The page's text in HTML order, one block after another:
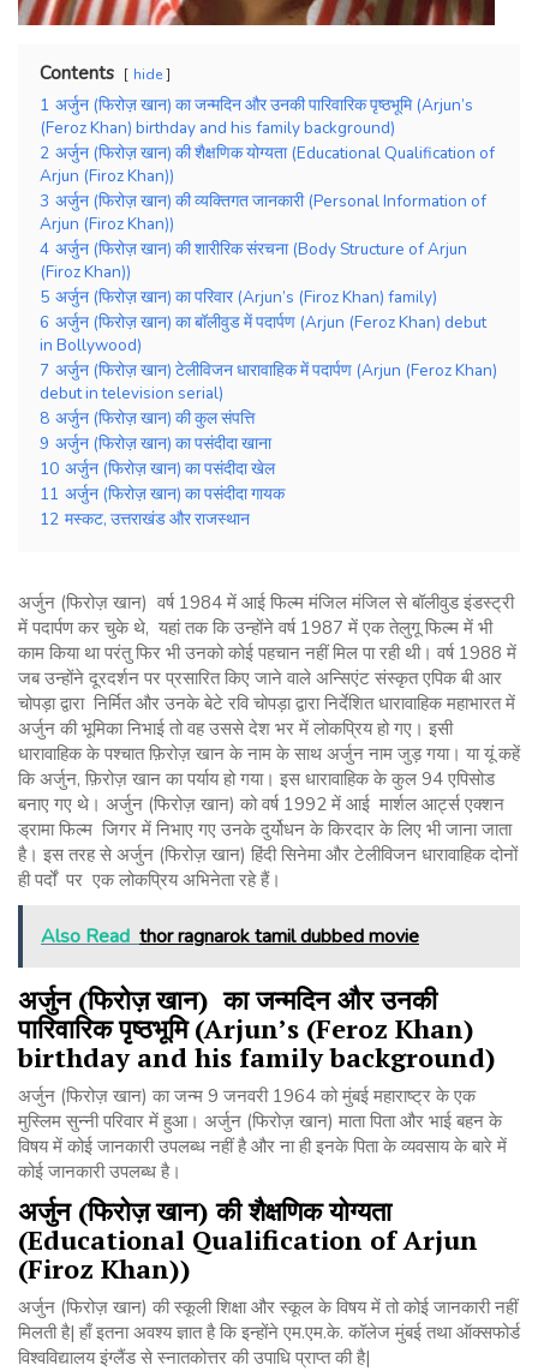
Contents hide
1 अर्जुन (फिरोज़ खान) का जन्मदिन और उनकी पारिवारिक पृष्ठभूमि (Arjun’s
(Feroz Khan) birthday and his family background)
2 अर्जुन (फिरोज़ खान) की शैक्षणिक योग्यता (Educational Qualification of
Arjun (Firoz Khan))
3 अर्जुन (फिरोज़ खान) की व्यक्तिगत जानकारी (Personal Information of
Arjun (Firoz Khan))
4 अर्जुन (फिरोज़ खान) की शारीरिक संरचना (Body Structure of Arjun
(Firoz Khan))
5 अर्जुन (फिरोज़ खान) का परिवार (Arjun’s (Firoz Khan) family)
6 अर्जुन (फिरोज़ खान) का बॉलीवुड में पदार्पण (Arjun (Feroz Khan) debut
in Bollywood)
7 अर्जुन (फिरोज़ खान) टेलीविजन धारावाहिक में पदार्पण (Arjun (Feroz Khan)
debut in television serial)
8 अर्जुन (फिरोज़ खान) की कुल संपत्ति
9 अर्जुन (फिरोज़ खान) का पसंदीदा खाना
10 अर्जुन (फिरोज़ खान) का पसंदीदा खेल
11 अर्जुन (फिरोज़ खान) का पसंदीदा गायक
12 मस्कट, उत्तराखंड और राजस्थान
अर्जुन (फिरोज़ खान) वर्ष 1984 में आई फिल्म मंजिल मंजिल से बॉलीवुड इंडस्ट्री
में पदार्पण कर चुके थे, यहां तक कि उन्होंने वर्ष 1987 में एक तेलुगू फिल्म में भी
काम किया था परंतु फिर भी उनको कोई पहचान नहीं मिल पा रही थी। वर्ष 1988 में
जब उन्होंने दूरदर्शन पर प्रसारित किए जाने वाले अन्सिएंट संस्कृत एपिक बी आर
चोपड़ा द्वारा निर्मित और उनके बेटे रवि चोपड़ा द्वारा निर्देशित धारावाहिक महाभारत में
अर्जुन की भूमिका निभाई तो वह उससे देश भर में लोकप्रिय हो गए। इसी
धारावाहिक के पश्चात फ़िरोज़ खान के नाम के साथ अर्जुन नाम जुड़ गया। या यूं कहें
कि अर्जुन, फ़िरोज़ खान का पर्याय हो गया। इस धारावाहिक के कुल 94 एपिसोड
बनाए गए थे। अर्जुन (फिरोज़ खान) को वर्ष 1992 में आई मार्शल आर्ट्स एक्शन
ड्रामा फिल्म जिगर में निभाए गए उनके दुर्योधन के किरदार के लिए भी जाना जाता
है। इस तरह से अर्जुन (फिरोज़ खान) हिंदी सिनेमा और टेलीविजन धारावाहिक दोनों
ही पर्दों पर एक लोकप्रिय अभिनेता रहे हैं।
Also Read thor ragnarok tamil dubbed movie
अर्जुन(फिरोज़ खान)का जन्मदिन और उनकी
पारिवारिक पृष्ठभूमि(Arjun’s (Feroz Khan)
birthday and his family background)
अर्जुन (फिरोज़ खान) का जन्म 9 जनवरी 1964 को मुंबई महाराष्ट्र के एक
मुस्लिम सुन्नी परिवार में हुआ। अर्जुन (फिरोज़ खान) माता पिता और भाई बहन के
विषय में कोई जानकारी उपलब्ध नहीं है और ना ही इनके पिता के व्यवसाय के बारे में
कोई जानकारी उपलब्ध है।
अर्जुन(फिरोज़ खान)की शैक्षणिक योग्यता
(Educational Qualification of Arjun
(Firoz Khan))
अर्जुन (फिरोज़ खान) की स्कूली शिक्षा और स्कूल के विषय में तो कोई जानकारी नहीं
मिलती है| हाँ इतना अवश्य ज्ञात है कि इन्होंने एम.एम.के. कॉलेज मुंबई तथा ऑक्सफोर्ड
विश्वविद्यालय इंग्लैंड से स्नातकोत्तर की उपाधि प्राप्त की है|